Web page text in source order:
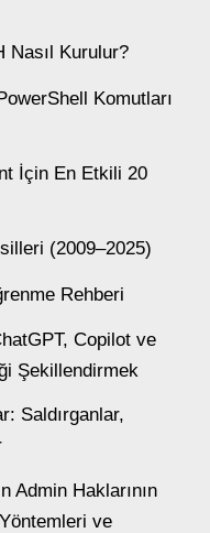
Nasıl Kurulur?
Komutları
İçin En Etkili 20
(2009–2025)
Rehberi
Copilot ve
Şekillendirmek
Saldırganlar,
Admin Haklarının
ve